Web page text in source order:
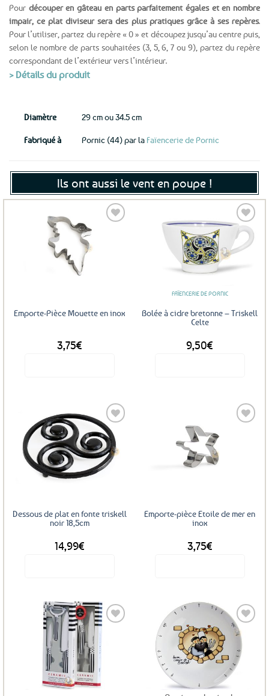
Pour découper en gâteau en parts parfaitement égales et en nombre
impair, ce plat diviseur sera des plus pratiques grâce à ses repères.
Pour l’utiliser, partez du repère « 0 » et découpez jusqu’au centre puis,
selon le nombre de parts souhaitées (3, 5, 6, 7 ou 9), partez du repère
correspondant de l’extérieur vers l’intérieur.
> Détails du produit
Diamètre 29 cm ou 34.5 cm
Fabriqué à Pornic (44) par la Faïencerie de Pornic
Ils ont aussi le vent en poupe !
Emporte-Pièce Mouette en inox
3,75€
Ajouter
favoris
FAÏENCERIE DE PORNIC
Bolée à cidre bretonne – Triskell
Celte
9,50€
Ajouter
aux
favoris
Dessous de plat en fonte triskell
noir 18,5cm
14,99€
Emporte-pièce Etoile de mer en
inox
3,75€
Ajouter
aux
favoris